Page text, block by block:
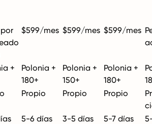
$599/mes $599/mes $599/mes
+
Polonia +
180+
Polonia +
150+
Polonia +
180+
Propio Propio Propio
5-6 días 3-5 días 5-7 días